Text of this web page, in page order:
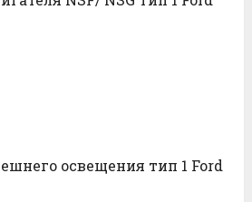
освещения тип 1 Ford